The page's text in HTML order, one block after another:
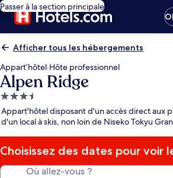
Passer à la section principale
Afficher tous les hébergements
Appart’hôtel·Hôte professionnel
Alpen Ridge
Hébergement
3.5 étoiles
Appart'hôtel disposant d'un accès direct aux
d'un local à skis, non loin de Niseko Tokyu
Choisissez des dates pour voir
Où allez-vous ?